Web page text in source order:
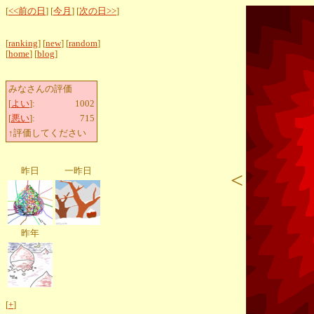
[<<前の日 ] [今月 ] [次の日>>]
[ranking] [new] [random]
[home] [blog]
みなさんの評価
[よい]:
1002
[悪い]:
715
↑評価してください
昨日 一昨日
昨年
[+]
<